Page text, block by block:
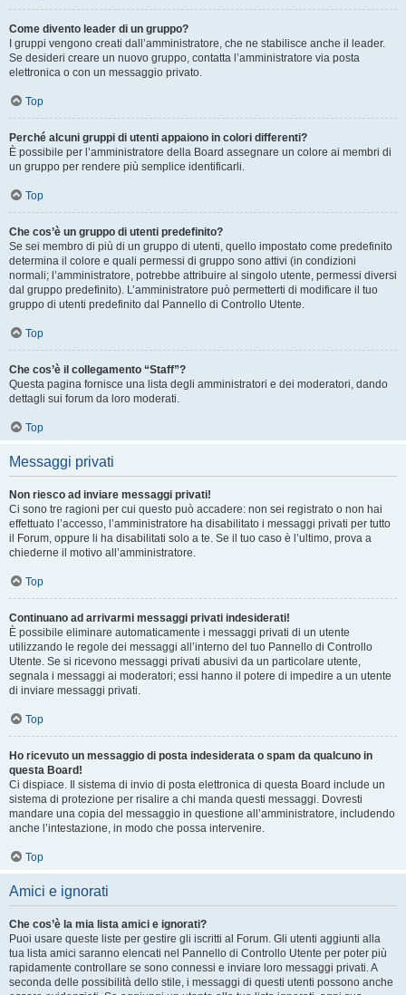
Come divento leader di un gruppo?
I gruppi vengono creati dall’amministratore, che ne stabilisce anche il leader.
Se desideri creare un nuovo gruppo, contatta l’amministratore via posta
elettronica o con un messaggio privato.
Top
Perché alcuni gruppi di utenti appaiono in colori differenti?
È possibile per l’amministratore della Board assegnare un colore ai membri di
un gruppo per rendere più semplice identificarli.
Top
Che cos’è un gruppo di utenti predefinito?
Se sei membro di più di un gruppo di utenti, quello impostato come predefinito
determina il colore e quali permessi di gruppo sono attivi (in condizioni
normali; l’amministratore, potrebbe attribuire al singolo utente, permessi diversi
dal gruppo predefinito). L’amministratore può permetterti di modificare il tuo
gruppo di utenti predefinito dal Pannello di Controllo Utente.
Top
Che cos’è il collegamento “Staff”?
Questa pagina fornisce una lista degli amministratori e dei moderatori, dando
dettagli sui forum da loro moderati.
Top
Messaggi privati
Non riesco ad inviare messaggi privati!
Ci sono tre ragioni per cui questo può accadere: non sei registrato o non hai
effettuato l’accesso, l’amministratore ha disabilitato i messaggi privati per tutto
il Forum, oppure li ha disabilitati solo a te. Se il tuo caso è l’ultimo, prova a
chiederne il motivo all’amministratore.
Top
Continuano ad arrivarmi messaggi privati indesiderati!
È possibile eliminare automaticamente i messaggi privati ​​di un utente
utilizzando le regole dei messaggi all’interno del tuo Pannello di Controllo
Utente. Se si ricevono messaggi privati ​​abusivi da un particolare utente,
segnala i messaggi ai moderatori; essi hanno il potere di impedire a un utente
di inviare messaggi privati​​.
Top
Ho ricevuto un messaggio di posta indesiderata o spam da qualcuno in
questa Board!
Ci dispiace. Il sistema di invio di posta elettronica di questa Board include un
sistema di protezione per risalire a chi manda questi messaggi. Dovresti
mandare una copia del messaggio in questione all’amministratore, includendo
anche l’intestazione, in modo che possa intervenire.
Top
Amici e ignorati
Che cos’è la mia lista amici e ignorati?
Puoi usare queste liste per gestire gli iscritti al Forum. Gli utenti aggiunti alla
tua lista amici saranno elencati nel Pannello di Controllo Utente per poter più
rapidamente controllare se sono connessi e inviare loro messaggi privati. A
seconda delle possibilità dello stile, i messaggi di questi utenti possono anche